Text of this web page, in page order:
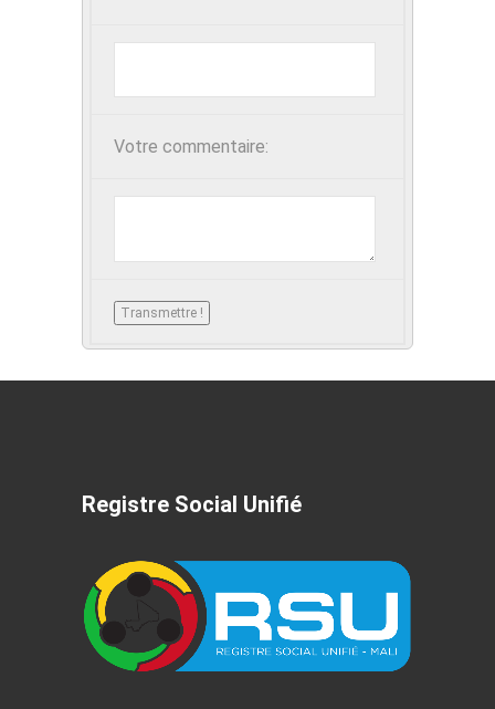
Votre commentaire:
Registre Social Unifié